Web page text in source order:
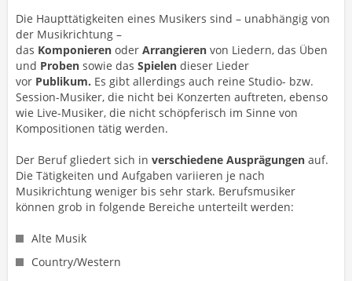
Die Haupttätigkeiten eines Musikers sind – unabhängig von
der Musikrichtung –
das Komponieren oder Arrangieren von Liedern, das Üben
und Proben sowie das Spielen dieser Lieder
vor Publikum. Es gibt allerdings auch reine Studio- bzw.
Session-Musiker, die nicht bei Konzerten auftreten, ebenso
wie Live-Musiker, die nicht schöpferisch im Sinne von
Kompositionen tätig werden.
Der Beruf gliedert sich in verschiedene Ausprägungen auf.
Die Tätigkeiten und Aufgaben variieren je nach
Musikrichtung weniger bis sehr stark. Berufsmusiker
können grob in folgende Bereiche unterteilt werden:
Alte Musik
Country/Western